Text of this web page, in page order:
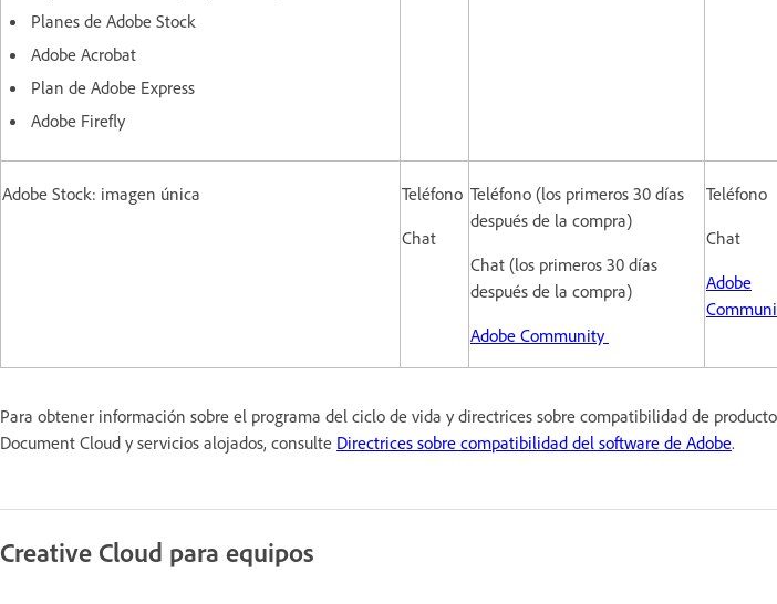
Planes de Adobe Stock
Adobe Acrobat
Plan de Adobe Express
Adobe Firefly
Adobe Stock: imagen única
Teléfono
Chat
Teléfono (los primeros 30 días
después de la compra)
Chat (los primeros 30 días
después de la compra)
Adobe Community
Teléfono
Chat
Adobe
Para obtener información sobre el programa del ciclo de vida y directrices sobre compatibilidad de
Document Cloud y servicios alojados, consulte Directrices sobre compatibilidad del software de Adobe.
Creative Cloud para equipos